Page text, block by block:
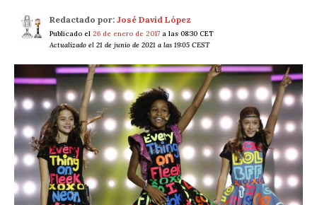
Redactado por: José David López
Publicado el 26 de enero de 2017 a las 08:30 CET
Actualizado el 21 de junio de 2021 a las 19:05 CEST